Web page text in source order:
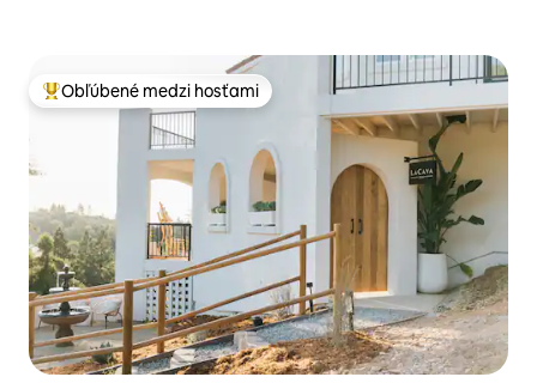
Najobľúbenejšie medzi hosťami
Obľúbené medzi hosťami